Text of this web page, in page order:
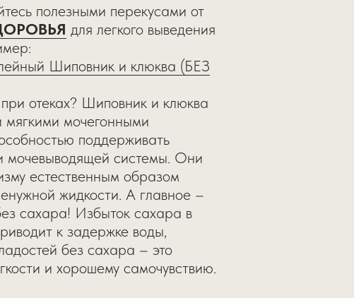
полезными перекусами от
для легкого выведения
Шиповник и клюква (БЕЗ
отеках? Шиповник и клюква
мягкими мочегонными
поддерживать
мочевыводящей системы. Они
естественным образом
жидкости. А главное –
сахара! Избыток сахара в
к задержке воды,
без сахара – это
и хорошему самочувствию.